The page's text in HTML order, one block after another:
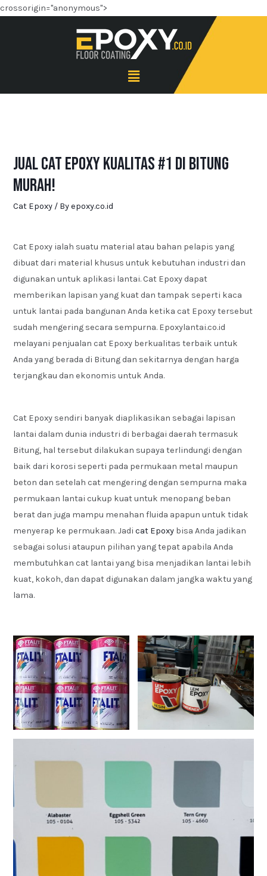
crossorigin="anonymous">
Jual Cat Epoxy Kualitas #1 di Bitung
Murah!
Cat Epoxy / Byepoxy.co.id
Cat Epoxy ialah suatu material atau bahan pelapis yang
dibuat dari material khusus untuk kebutuhan industri dan
digunakan untuk aplikasi lantai. Cat Epoxy dapat
memberikan lapisan yang kuat dan tampak seperti kaca
untuk lantai pada bangunan Anda ketika cat Epoxy tersebut
sudah mengering secara sempurna. Epoxylantai.co.id
melayani penjualan cat Epoxy berkualitas terbaik untuk
Anda yang berada di Bitung dan sekitarnya dengan harga
terjangkau dan ekonomis untuk Anda.
Cat Epoxy sendiri banyak diaplikasikan sebagai lapisan
lantai dalam dunia industri di berbagai daerah termasuk
Bitung, hal tersebut dilakukan supaya terlindungi dengan
baik dari korosi seperti pada permukaan metal maupun
beton dan setelah cat mengering dengan sempurna maka
permukaan lantai cukup kuat untuk menopang beban
berat dan juga mampu menahan fluida apapun untuk tidak
menyerap ke permukaan. Jadicat Epoxy bisa Anda jadikan
sebagai solusi ataupun pilihan yang tepat apabila Anda
membutuhkan cat lantai yang bisa menjadikan lantai lebih
kuat, kokoh, dan dapat digunakan dalam jangka waktu yang
lama.